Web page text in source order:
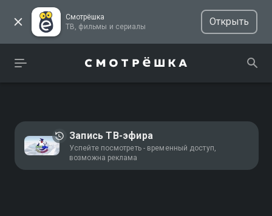
Смотрёшка
ТВ, фильмы и сериалы
Открыть
Запись ТВ-эфира
Успейте посмотреть - временный доступ,
возможна реклама